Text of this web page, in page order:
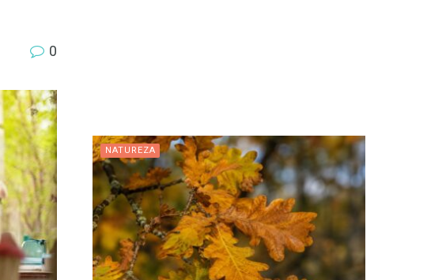
0
NATUREZA